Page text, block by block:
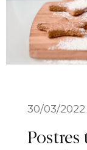
30/03/2022
Postres